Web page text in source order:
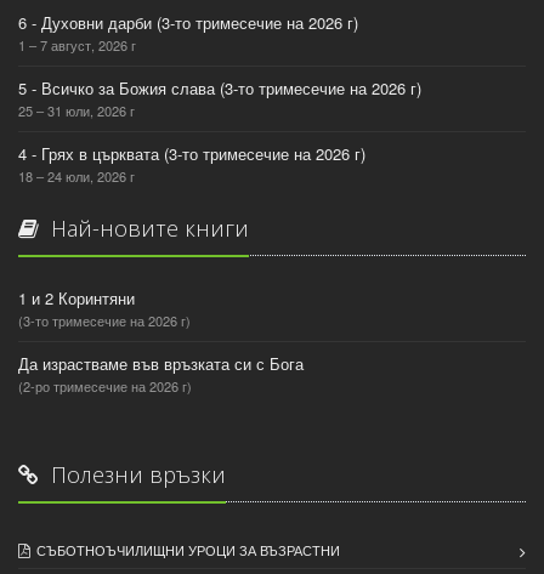
6 - Духовни дарби (3-то тримесечие на 2026 г)
1 – 7 август, 2026 г
5 - Всичко за Божия слава (3-то тримесечие на 2026 г)
25 – 31 юли, 2026 г
4 - Грях в църквата (3-то тримесечие на 2026 г)
18 – 24 юли, 2026 г
Най-новите книги
1 и 2 Коринтяни
(3-то тримесечие на 2026 г)
Да израстваме във връзката си с Бога
(2-ро тримесечие на 2026 г)
Полезни връзки
СЪБОТНОЪЧИЛИЩНИ УРОЦИ ЗА ВЪЗРАСТНИ